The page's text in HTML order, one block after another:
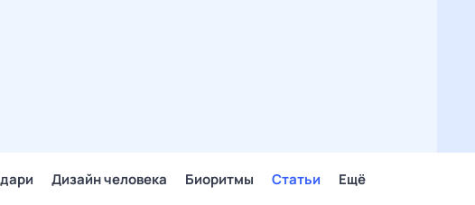
Дизайн человека Биоритмы Статьи Ещё